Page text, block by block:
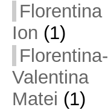
Florentina
Ion (1)
Florentina-
Valentina
Matei (1)